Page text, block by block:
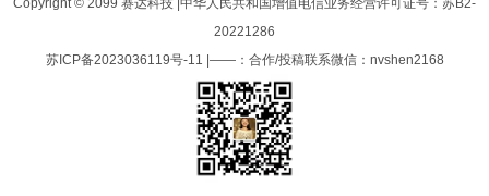
20221286
苏ICP备2023036119号-11 |——：合作/投稿联系微信：nvshen2168